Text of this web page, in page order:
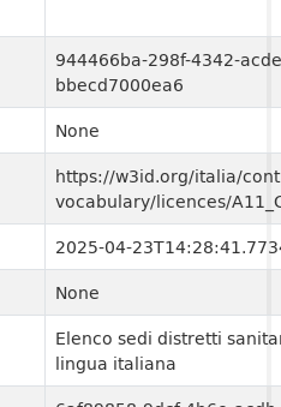
944466ba-298f-4342-
bbecd7000ea6
None
https://w3id.org/italia/
vocabulary/licences/
2025-04-
None
Elenco sedi distretti
lingua italiana